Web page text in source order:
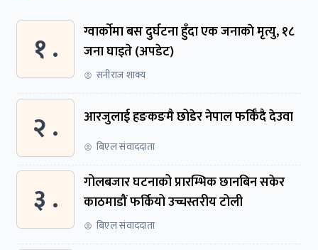
१ .
ग्वार्काेमा बस दुर्घटना हुँदा एक जनाकाे मृत्यु, १८
जना घाइते (अपडेट)
सनीराज शाक्य
२ . आरजुलाई हङकङमै छोडेर नेपाल फर्किँदै देउवा
बिएल संवाददाता
३ .
गोलबजार घटनाको प्रारम्भिक छानबिन सकेर
काठमाडौं फर्कियो उच्चस्तरीय टोली
बिएल संवाददाता